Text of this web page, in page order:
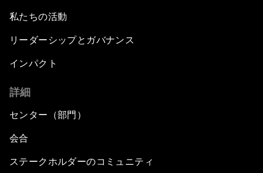
私たちの活動
リーダーシップとガバナンス
インパクト
詳細
センター（部門）
会合
ステークホルダーのコミュニティ